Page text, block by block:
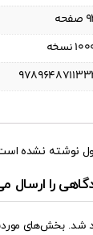
نسخه
نوشته نشده
ارسال می کنید
شد. بخش‌های